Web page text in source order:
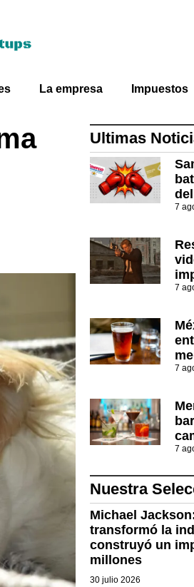
La empresa Impuestos
Ultimas
7
7
7
7
Nuestra
Michael
transformó la
construyó un
millones
30 julio 2026